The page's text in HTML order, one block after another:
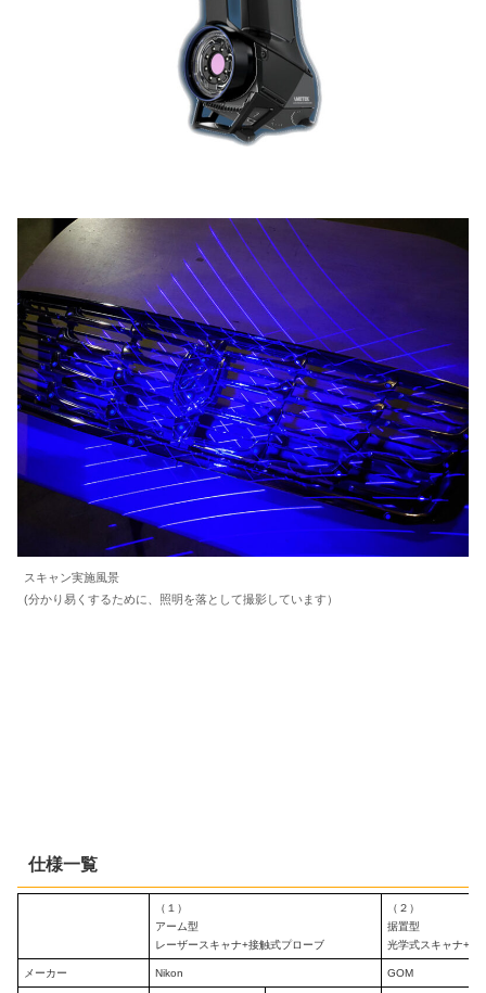
スキャン実施風景
(分かり易くするために、照明を落として撮影しています）
仕様一覧
（１）
アーム型
レーザースキャナ+接触式プローブ
（２）
据置型
光学式スキャナ+接
メーカー Nikon GOM